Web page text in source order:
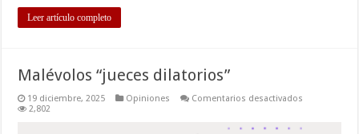
Leer artículo completo
Malévolos “jueces dilatorios”
19 diciembre, 2025 Opiniones Comentarios desactivados
2,802